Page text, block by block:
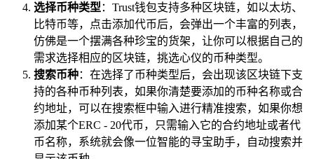
选择币种类型：Trust钱包支持多种区块链，如以太坊、
比特币等，点击添加代币后，会弹出一个丰富的列表，
仿佛是一个摆满各种珍宝的货架，让你可以根据自己的
需求选择相应的区块链，挑选心仪的币种类型。
搜索币种：在选择了币种类型后，会出现该区块链下支
持的各种币种列表，如果你清楚要添加的币种名称或合
约地址，可以在搜索框中输入进行精准搜索，如果你想
添加某个ERC - 20代币，只需输入它的合约地址或者代
币名称，系统就会像一位智能的寻宝助手，自动搜索并